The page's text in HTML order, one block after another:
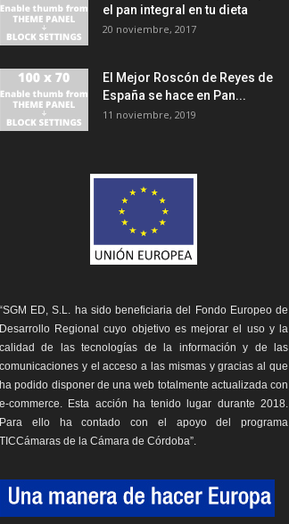
el pan integral en tu dieta
20 noviembre, 2017
El Mejor Roscón de Reyes de
España se hace en Pan...
11 noviembre, 2019
“SGM ED, S.L. ha sido beneficiaria del Fondo Europeo de
Desarrollo Regional cuyo objetivo es mejorar el uso y la
calidad de las tecnologías de la información y de las
comunicaciones y el acceso a las mismas y gracias al que
ha podido disponer de una web totalmente actualizada con
e-commerce. Esta acción ha tenido lugar durante 2018.
Para ello ha contado con el apoyo del programa
TICCámaras de la Cámara de Córdoba”.